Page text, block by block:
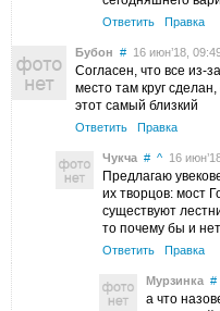
Ответить Правка
Бубон # 16 июн’18,
Согласен, что все из-
место там круг
этот самый близкий
Ответить Правка
Чукча # ^ 16
Предлагаю
их творцов: мост
существуют
то почему бы и
Ответить Правка
Мурзинка #
а что